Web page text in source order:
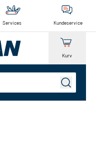
Services Kundeservice
Kurv
Søg